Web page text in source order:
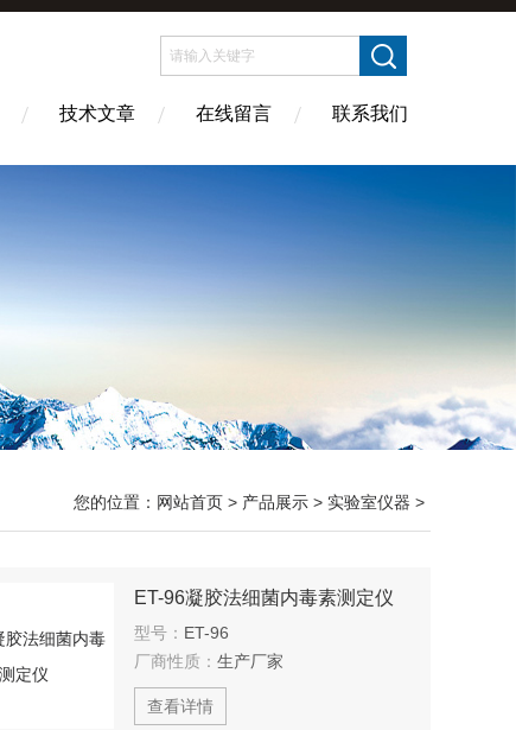
技术文章 在线留言 联系我们
您的位置： 网站首页 > 产品展示 > 实验室仪器 >
ET-96凝胶法细菌内毒素测定仪
型号： ET-96
厂商性质： 生产厂家
查看详情